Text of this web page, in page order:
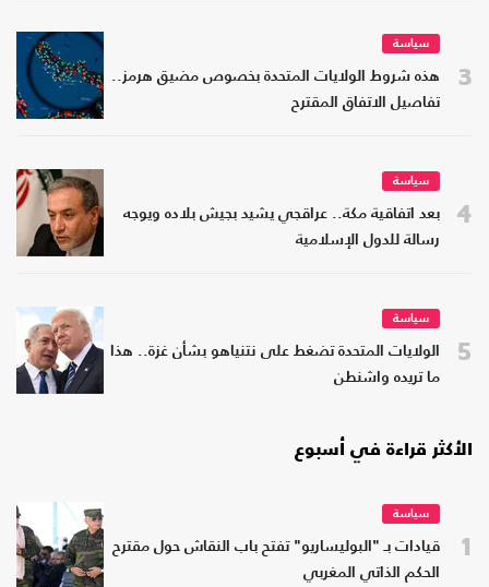
3
سياسة
هذه شروط الولايات المتحدة بخصوص مضيق هرمز..
تفاصيل الاتفاق المقترح
4
سياسة
بعد اتفاقية مكة.. عراقجي يشيد بجيش بلاده ويوجه
رسالة للدول الإسلامية
5
سياسة
الولايات المتحدة تضغط على نتنياهو بشأن غزة.. هذا
ما تريده واشنطن
الأكثر قراءة في أسبوع
1
سياسة
قيادات بـ "البوليساريو" تفتح باب النقاش حول مقترح
الحكم الذاتي المغربي